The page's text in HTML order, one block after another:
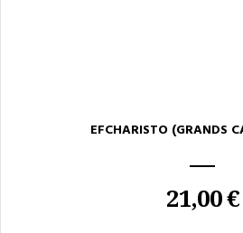
EFCHARISTO (GRANDS
21,00 €